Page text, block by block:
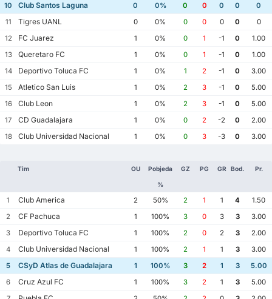
10
Club Santos Laguna 0 0% 0 0 0 0
0
11
Tigres UANL 0 0% 0 0 0 0
0
12
FC Juarez 1 0% 0 1 -1 0
1.00
13
Queretaro FC 1 0% 0 1 -1 0
1.00
14
Deportivo Toluca FC 1 0% 1 2 -1 0
3.00
15
Atletico San Luis 1 0% 2 3 -1 0
5.00
16
Club Leon 1 0% 2 3 -1 0
5.00
17
CD Guadalajara 1 0% 0 2 -2 0
2.00
18
Club Universidad Nacional 1 0% 0 3 -3 0 3.00
Tim OU Pobjeda
%
GZ PG GR Bod. Pr.
1 Club America 2 50% 2 1 1 4
1.50
2
CF Pachuca 1 100% 3 0 3 3
3.00
3
Deportivo Toluca FC 1 100% 2 0 2 3
2.00
4
Club Universidad Nacional 1 100% 2 1 1 3
3.00
5
CSyD Atlas de Guadalajara 1 100% 3 2 1 3
5.00
6
Cruz Azul FC 1 100% 3 2 1 3
5.00